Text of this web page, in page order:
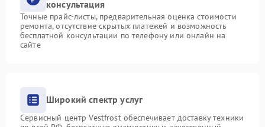
консультация
Точные прайс-листы, предварительная оценка стоимости
ремонта, отсутствие скрытых платежей и возможность
бесплатной консультации по телефону или онлайн на
сайте
Широкий спектр услуг
Сервисный центр Vestfrost обеспечивает доставку техники